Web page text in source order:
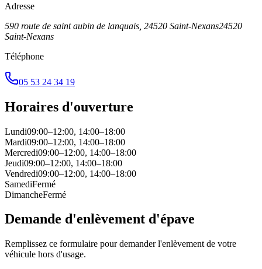
Adresse
590 route de saint aubin de lanquais, 24520 Saint-Nexans24520
Saint-Nexans
Téléphone
05 53 24 34 19
Horaires d'ouverture
Lundi09:00–12:00, 14:00–18:00
Mardi09:00–12:00, 14:00–18:00
Mercredi09:00–12:00, 14:00–18:00
Jeudi09:00–12:00, 14:00–18:00
Vendredi09:00–12:00, 14:00–18:00
SamediFermé
DimancheFermé
Demande d'enlèvement d'épave
Remplissez ce formulaire pour demander l'enlèvement de votre
véhicule hors d'usage.